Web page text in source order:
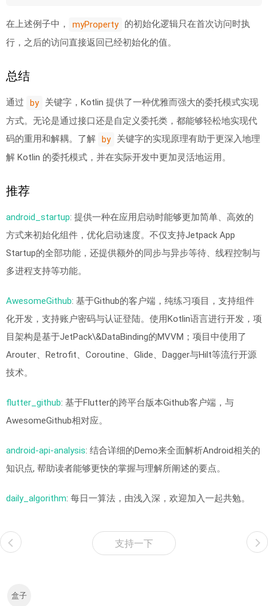
盒子
在上述例子中， myProperty
的初始化逻辑只在首次访问时执
行，之后的访问直接返回已经初始化的值。
总结
通过 by
关键字，Kotlin 提供了一种优雅而强大的委托模式实现
方式。无论是通过接口还是自定义委托类，都能够轻松地实现代
码的重用和解耦。了解 by
关键字的实现原理有助于更深入地理
解 Kotlin 的委托模式，并在实际开发中更加灵活地运用。
推荐
android_startup: 提供一种在应用启动时能够更加简单、高效的
方式来初始化组件，优化启动速度。不仅支持Jetpack App
Startup的全部功能，还提供额外的同步与异步等待、线程控制与
多进程支持等功能。
AwesomeGithub: 基于Github的客户端，纯练习项目，支持组件
化开发，支持账户密码与认证登陆。使用Kotlin语言进行开发，项
目架构是基于JetPack\&DataBinding的MVVM；项目中使用了
Arouter、Retrofit、Coroutine、Glide、Dagger与Hilt等流行开源
技术。
flutter_github: 基于Flutter的跨平台版本Github客户端，与
AwesomeGithub相对应。
android-api-analysis: 结合详细的Demo来全面解析Android相关的
知识点, 帮助读者能够更快的掌握与理解所阐述的要点。
daily_algorithm: 每日一算法，由浅入深，欢迎加入一起共勉。
支持一下